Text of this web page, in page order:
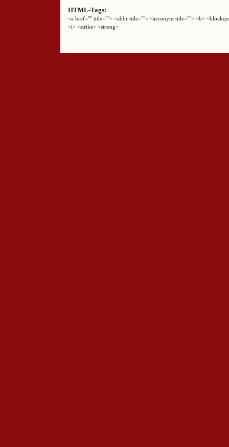
HTML-Tags:
<a href="" title=""> <abbr title=""> <acronym title=""> <b>
<i> <strike> <strong>